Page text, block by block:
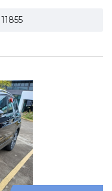
11855